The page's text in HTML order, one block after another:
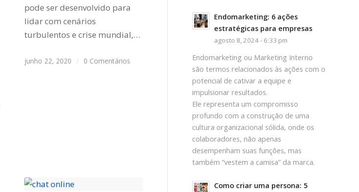
pode ser desenvolvido para
lidar com cenários
turbulentos e crise mundial,…
junho 22, 2020 / 0 Comentários
Endomarketing: 6 ações
estratégicas para empresas
agosto 8, 2024 - 6:33 pm
Endomarketing ou Marketing Interno
são termos relacionados às ações com o
potencial de cativar a equipe e
impulsionar resultados.
Ele representa um compromisso
profundo com a construção de uma
cultura organizacional sólida, onde os
colaboradores, não apenas
desempenham suas funções, mas
também “vestem a camisa” da marca.
Como criar uma persona: 5